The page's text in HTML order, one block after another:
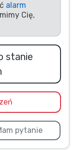
alarm
Cię,
stanie
pytanie